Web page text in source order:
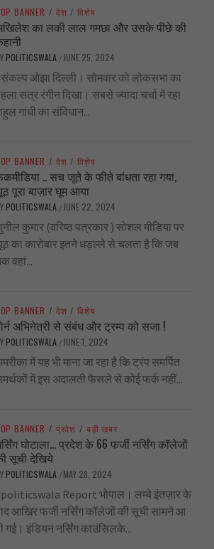
BANNER / देश / विशेष
का लकी लाल गमछा और उसके पीछे की
POLITICSWALA / JUNE 25, 2024
ओझा दिल्ली। सोमवार को लोकसभा का
सत्र रंगीन दिखा। सबसे ज्यादा चर्चा में रहा
गांधी का संविधान...
BANNER / देश / विशेष
.. सच जूते के फीते बांधता रहा गया,
पूरा बाज़ार घूम आया
POLITICSWALA / JUNE 22, 2024
कुमार (वरिष्ठ पत्रकार ) सोशल मीडिया पर
का कारोबार इतने धड़ल्ले से चलता है कि जब
वहां...
BANNER / देश / विशेष
अभिनेत्री से संबंध और ट्रम्प को सजा !
POLITICSWALA / JUNE 1, 2024
में यह भी माना जा रहा है कि ट्रंप समर्पित
में इस अदालती फैसले से कोई फर्क नहीं...
BANNER / प्रदेश / बड़ी खबर
घोटाला… प्रदेश के 66 फर्जी नर्सिंग कॉलेजों
सूची देखिये
POLITICSWALA / MAY 28, 2024
Report भोपाल। लम्बे इंतज़ार के
आखिर फर्जी नर्सिंग कॉलेजों की सूची सामने आ
गई। इंडियन नर्सिंग काउंसिलके...